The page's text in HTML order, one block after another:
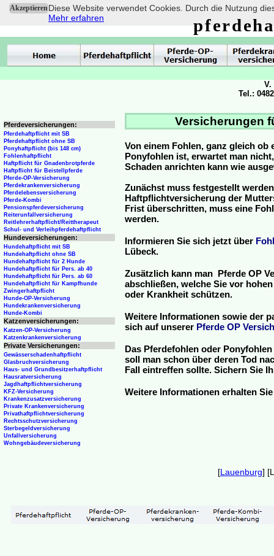
AkzeptierenDiese Website verwendet Cookies. Durch die Nutzung
Mehr erfahren
Versicherungen
Von einem Fohlen, ganz gleich ob
Ponyfohlen ist, erwartet man
Schaden anrichten kann wie
Zunächst muss festgestellt
Haftpflichtversicherung der
Frist überschritten, muss eine
werden.
Informieren Sie sich jetzt über
Lübeck.
Zusätzlich kann man Pferde OP
abschließen, welche Sie vor
oder Krankheit schützen.
Weitere Informationen sowie der
sich auf unserer Pferde OP
Das Pferdefohlen oder
soll man schon über deren Tod
Fall eintreffen sollte. Sichern Sie
Weitere Informationen erhalten
Pferdeversicherungen:
Pferdehaftpflicht mit SB
Pferdehaftpflicht ohne SB
Ponyhaftpflicht (bis 148 cm)
Fohlenhaftpflicht
Haftpflicht für Gnadenbrotpferde
Haftpflicht für Beistellpferde
Pferde-OP-Versicherung
Pferdekrankenversicherung
Pferdelebensversicherung
Pferde-Kombi
Pensionspferdeversicherung
Reiterunfallversicherung
Reitlehrerhaftpflicht/Reittherapeut
Schul- und Verleihpferdehaftpflicht
Hundeversicherungen:
Hundehaftpflicht mit SB
Hundehaftpflicht ohne SB
Hundehaftpflicht für 2 Hunde
Hundehaftpflicht für Pers. ab 40
Hundehaftpflicht für Pers. ab 60
Hundehaftpflicht für Kampfhunde
Zwingerhaftpflicht
Hunde-OP-Versicherung
Hundekrankenversicherung
Hunde-Kombi
Katzenversicherungen:
Katzen-OP-Versicherung
Katzenkrankenversicherung
Private Versicherungen:
Gewässerschadenhaftpflicht
Glasbruchversicherung
Haus- und Grundbesitzerhaftpflicht
Hausratversicherung
Jagdhaftpflichtversicherung
KFZ-Versicherung
Krankenzusatzversicherung
Private Krankenversicherung
Privathaftpflichtversicherung
Rechtsschutzversicherung
Sterbegeldversicherung
Unfallversicherung
Wohngebäudeversicherung
V.
Tel.:
[Lauenburg]